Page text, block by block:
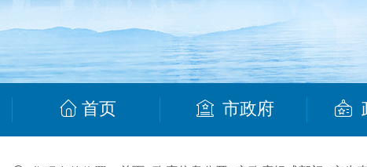
首页 市政府